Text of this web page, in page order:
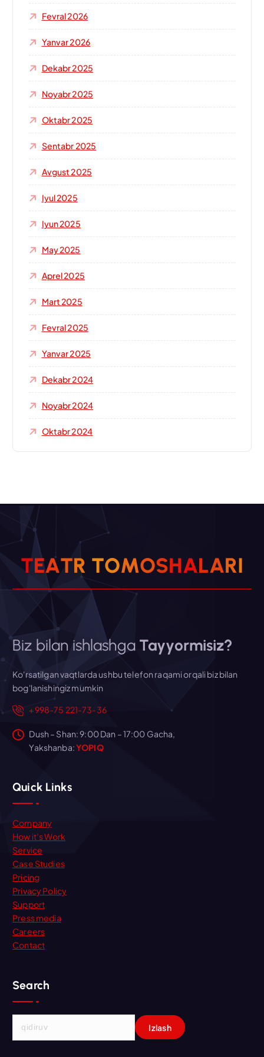
Fevral 2026
Yanvar 2026
Dekabr 2025
Noyabr 2025
Oktabr 2025
Sentabr 2025
Avgust 2025
Iyul 2025
Iyun 2025
May 2025
Aprel 2025
Mart 2025
Fevral 2025
Yanvar 2025
Dekabr 2024
Noyabr 2024
Oktabr 2024
TEATR TOMOSHALARI
Biz bilan ishlashgaTayyormisiz?
Ko'rsatilgan vaqtlarda ushbu telefon raqami orqali biz bilan
bog'lanishingiz mumkin
+998-75 221-73-36
Dush – Shan: 9:00 Dan – 17:00 Gacha,
Yakshanba:YOPIQ
Quick Links
Company
How it’s Work
Service
Case Studies
Pricing
Privacy Policy
Support
Press media
Careers
Contact
Search